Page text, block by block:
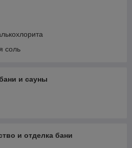
соль
и сауны
и отделка бани